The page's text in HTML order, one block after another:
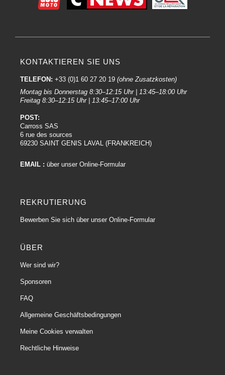
KONTAKTIEREN SIE UNS
TELEFON: +33 (0)1 60 27 20 19 (ohne Zusatzkosten)
Montag bis Donnerstag 8:30–12:15 Uhr | 13:45–18:00 Uhr
Freitag 8:30–12:15 Uhr | 13:45–17:00 Uhr
POST:
Carross SAS
6 rue des sources
69230 SAINT GENIS LAVAL (FRANKREICH)
EMAIL : über unser Online-Formular
REKRUTIERUNG
Bewerben Sie sich über unser Online-Formular
ÜBER
Wer sind wir?
Sponsoren
FAQ
Allgemeine Geschäftsbedingungen
Meine Cookies verwalten
Rechtliche Hinweise